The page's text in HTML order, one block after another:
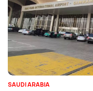
SAUDI ARABIA